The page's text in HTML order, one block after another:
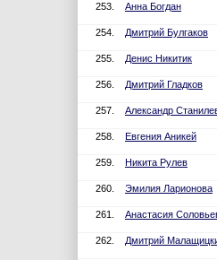
253. Анна Богдан
254. Дмитрий Булгаков
255. Денис Никитик
256. Дмитрий Гладков
257. Александр
258. Евгения Аникей
259. Никита Рулев
260. Эмилия Ларионова
261. Анастасия
262. Дмитрий